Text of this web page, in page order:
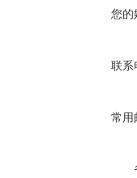
您的
联系
常用